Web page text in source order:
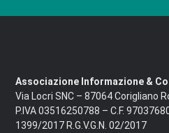
Associazione Informazione &
Via Locri SNC – 87064 Corigliano
P.IVA 03516250788 – C.F.
1399/2017 R.G.V.G.N. 02/2017